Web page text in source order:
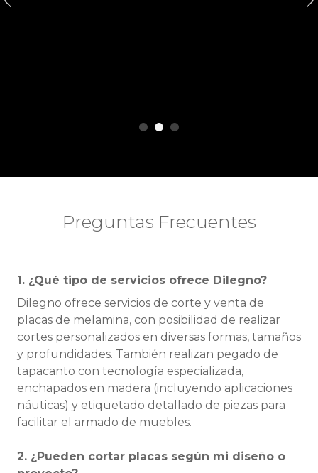
Anterior
Preguntas Frecuentes
1. ¿Qué tipo de servicios ofrece Dilegno?
Dilegno ofrece servicios de corte y venta de
placas de melamina, con posibilidad de realizar
cortes personalizados en diversas formas, tamaños
y profundidades. También realizan pegado de
tapacanto con tecnología especializada,
enchapados en madera (incluyendo aplicaciones
náuticas) y etiquetado detallado de piezas para
facilitar el armado de muebles.
2. ¿Pueden cortar placas según mi diseño o